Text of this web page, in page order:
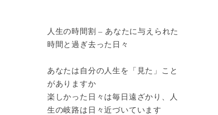
人生の時間割 – あなたに与えられた
時間と過ぎ去った日々
あなたは自分の人生を「見た」こと
がありますか
楽しかった日々は毎日遠ざかり、人
生の岐路は日々近づいています